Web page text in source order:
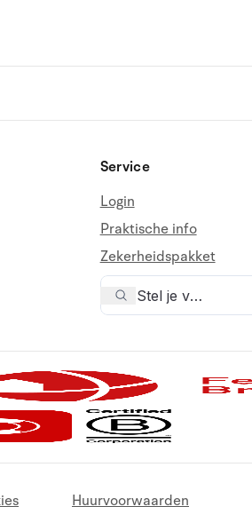
Service
Login
Praktische info
Zekerheidspakket
Huurvoorwaarden